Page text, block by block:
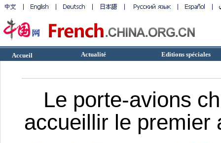
Accueil Actualité Editions spéciales
Le porte-avions
accueillir le premier